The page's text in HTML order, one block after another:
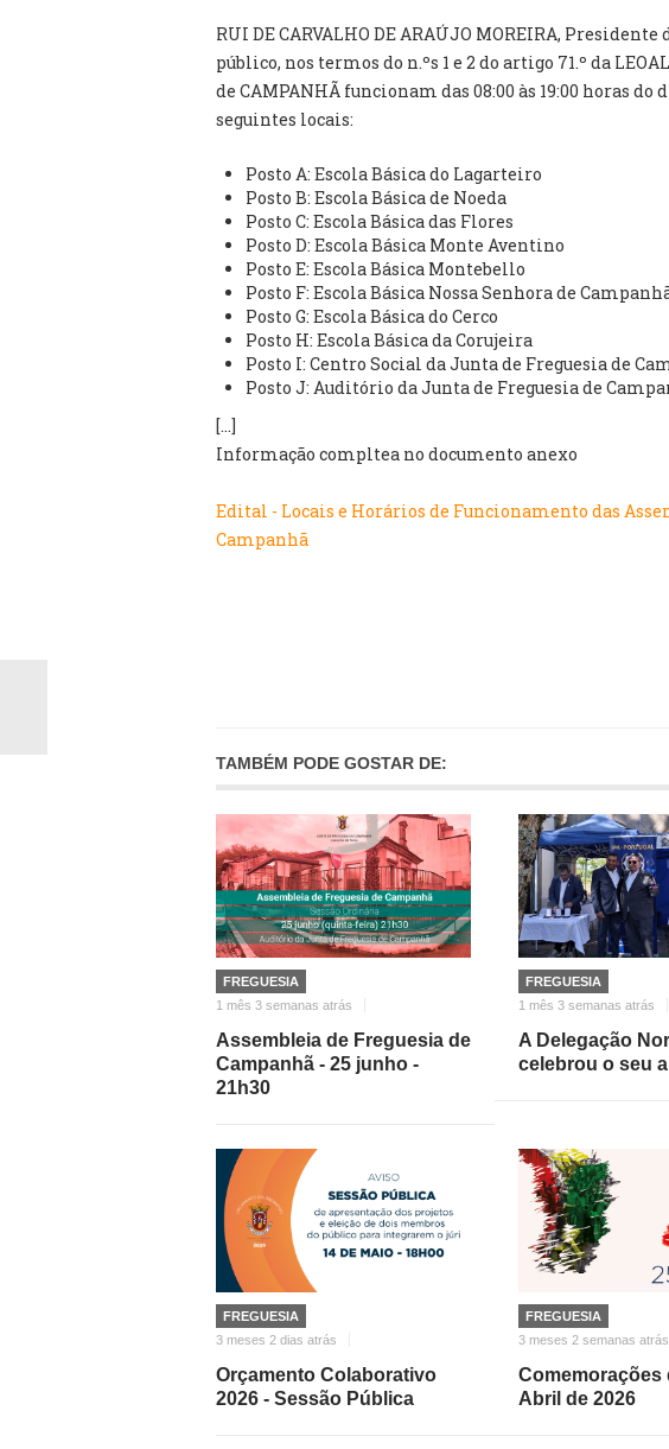
RUI DE CARVALHO DE ARAÚJO MOREIRA,
público, nos termos do n.ºs 1 e 2 do artigo 71.º da
de CAMPANHÃ funcionam das 08:00 às 19:00 horas do
seguintes locais:
Posto A: Escola Básica do Lagarteiro
Posto B: Escola Básica de Noeda
Posto C: Escola Básica das Flores
Posto D: Escola Básica Monte Aventino
Posto E: Escola Básica Montebello
Posto F: Escola Básica Nossa Senhora de
Posto G: Escola Básica do Cerco
Posto H: Escola Básica da Corujeira
Posto I: Centro Social da Junta de Freguesia de
Posto J: Auditório da Junta de Freguesia de
[...]
Informação compltea no documento anexo
Edital - Locais e Horários de Funcionamento das
Campanhã
TAMBÉM PODE GOSTAR DE:
FREGUESIA
1 mês 3 semanas atrás
Assembleia de Freguesia de
Campanhã - 25 junho -
21h30
FREGUESIA
1 mês 3 semanas atrás
A Delegação
celebrou o seu
FREGUESIA
3 meses 2 dias atrás
Orçamento Colaborativo
2026 - Sessão Pública
FREGUESIA
3 meses 2 semanas atrás
Comemorações
Abril de 2026